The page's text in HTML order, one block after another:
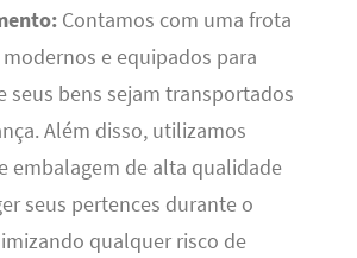
Contamos com uma frota
e equipados para
seus bens sejam transportados
Além disso, utilizamos
embalagem de alta qualidade
seus pertences durante o
qualquer risco de